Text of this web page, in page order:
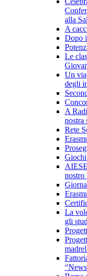
alla
A
Dopo
Le
Un
degli
A
nostra
Rete
nostro
La
gli